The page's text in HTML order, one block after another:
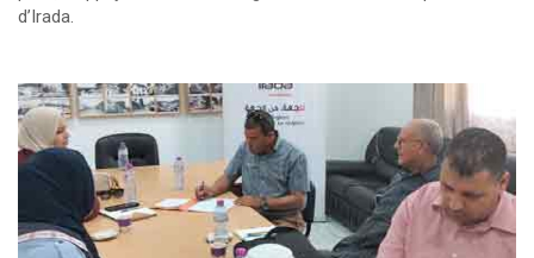
d’Irada.